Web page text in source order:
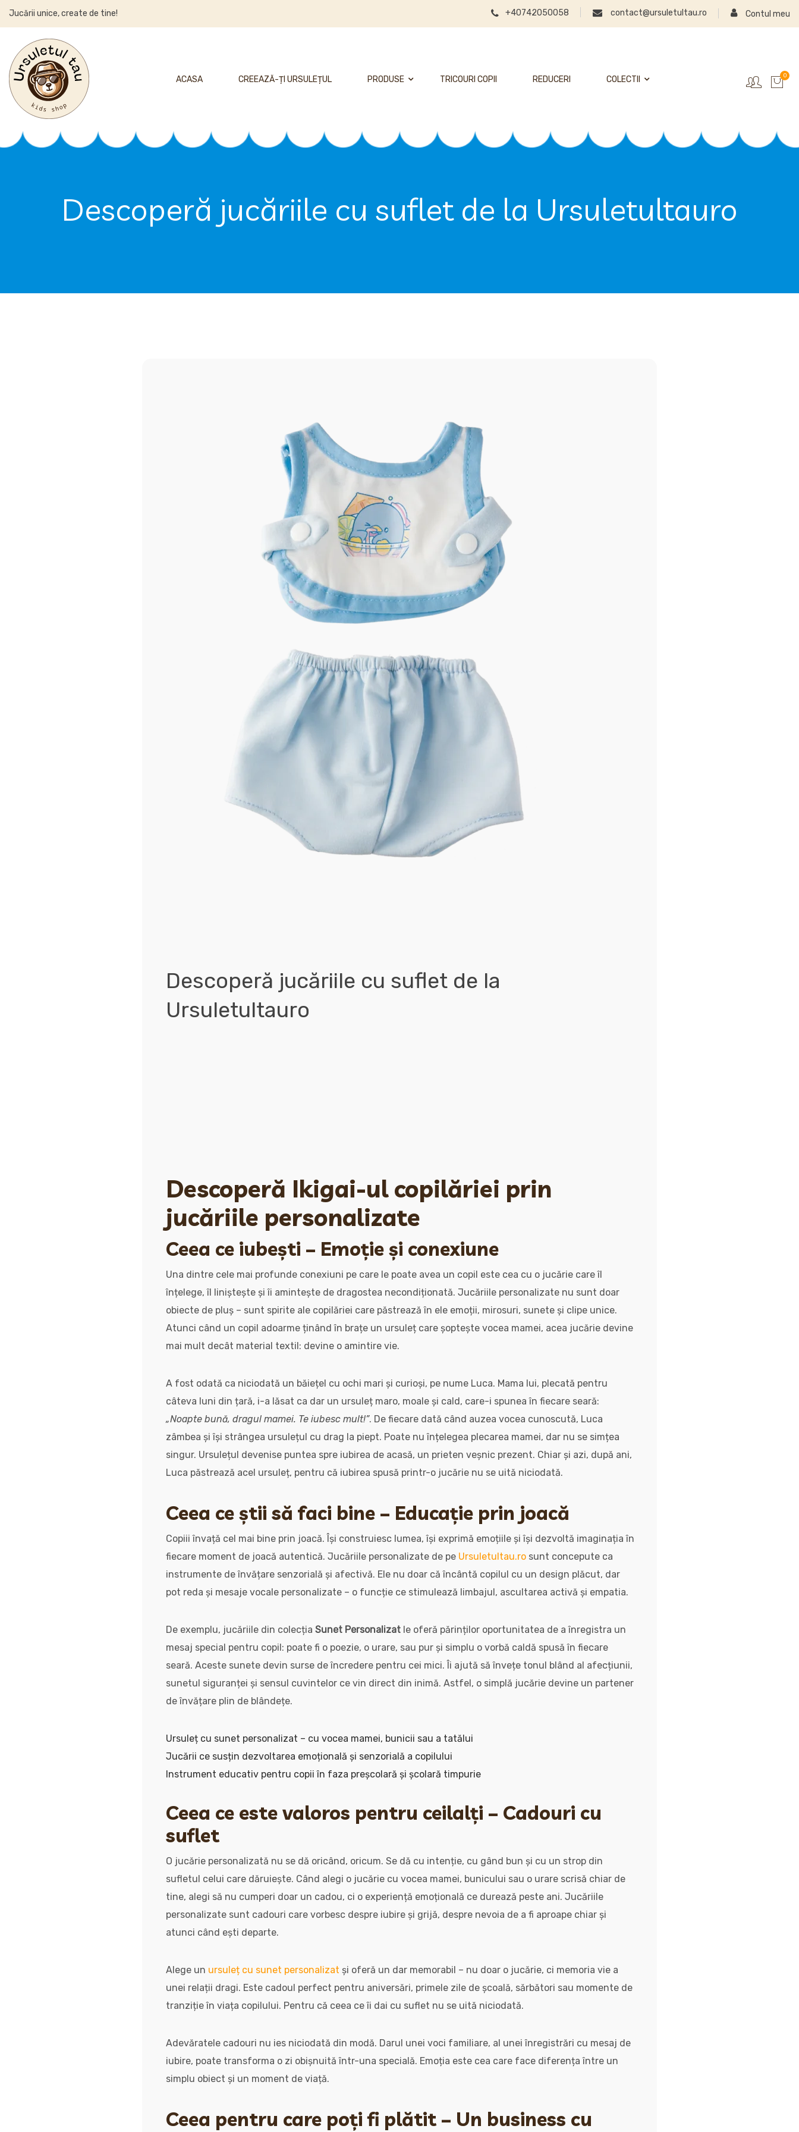
Jucării unice, create de tine! +40742050058 contact@ursuletultau.ro Contul meu
ACASA CREEAZĂ-ȚI URSULEȚUL PRODUSE TRICOURI COPII REDUCERI COLECTII 0
Descoperă jucăriile cu suflet de la Ursuletultauro
Descoperă jucăriile cu suflet de la
Ursuletultauro
Descoperă Ikigai-ul copilăriei prin
jucăriile personalizate
Ceea ce iubești – Emoție și conexiune
Una dintre cele mai profunde conexiuni pe care le poate avea un copil este cea cu o jucărie care îl
înțelege, îl liniștește și îi amintește de dragostea necondiționată. Jucăriile personalizate nu sunt doar
obiecte de pluș – sunt spirite ale copilăriei care păstrează în ele emoții, mirosuri, sunete și clipe unice.
Atunci când un copil adoarme ținând în brațe un ursuleț care șoptește vocea mamei, acea jucărie devine
mai mult decât material textil: devine o amintire vie.
A fost odată ca niciodată un băiețel cu ochi mari și curioși, pe nume Luca. Mama lui, plecată pentru
câteva luni din țară, i-a lăsat ca dar un ursuleț maro, moale și cald, care-i spunea în fiecare seară:
„Noapte bună, dragul mamei. Te iubesc mult!”. De fiecare dată când auzea vocea cunoscută, Luca
zâmbea și își strângea ursulețul cu drag la piept. Poate nu înțelegea plecarea mamei, dar nu se simțea
singur. Ursulețul devenise puntea spre iubirea de acasă, un prieten veșnic prezent. Chiar și azi, după ani,
Luca păstrează acel ursuleț, pentru că iubirea spusă printr-o jucărie nu se uită niciodată.
Ceea ce știi să faci bine – Educație prin joacă
Copiii învață cel mai bine prin joacă. Își construiesc lumea, își exprimă emoțiile și își dezvoltă imaginația în
fiecare moment de joacă autentică. Jucăriile personalizate de pe Ursuletultau.ro sunt concepute ca
instrumente de învățare senzorială și afectivă. Ele nu doar că încântă copilul cu un design plăcut, dar
pot reda și mesaje vocale personalizate – o funcție ce stimulează limbajul, ascultarea activă și empatia.
De exemplu, jucăriile din colecția Sunet Personalizat le oferă părinților oportunitatea de a înregistra un
mesaj special pentru copil: poate fi o poezie, o urare, sau pur și simplu o vorbă caldă spusă în fiecare
seară. Aceste sunete devin surse de încredere pentru cei mici. Îi ajută să învețe tonul blând al afecțiunii,
sunetul siguranței și sensul cuvintelor ce vin direct din inimă. Astfel, o simplă jucărie devine un partener
de învățare plin de blândețe.
Ursuleț cu sunet personalizat – cu vocea mamei, bunicii sau a tatălui
Jucării ce susțin dezvoltarea emoțională și senzorială a copilului
Instrument educativ pentru copii în faza preșcolară și școlară timpurie
Ceea ce este valoros pentru ceilalți – Cadouri cu
suflet
O jucărie personalizată nu se dă oricând, oricum. Se dă cu intenție, cu gând bun și cu un strop din
sufletul celui care dăruiește. Când alegi o jucărie cu vocea mamei, bunicului sau o urare scrisă chiar de
tine, alegi să nu cumperi doar un cadou, ci o experiență emoțională ce durează peste ani. Jucăriile
personalizate sunt cadouri care vorbesc despre iubire și grijă, despre nevoia de a fi aproape chiar și
atunci când ești departe.
Alege un ursuleț cu sunet personalizat și oferă un dar memorabil – nu doar o jucărie, ci memoria vie a
unei relații dragi. Este cadoul perfect pentru aniversări, primele zile de școală, sărbători sau momente de
tranziție în viața copilului. Pentru că ceea ce îi dai cu suflet nu se uită niciodată.
Adevăratele cadouri nu ies niciodată din modă. Darul unei voci familiare, al unei înregistrări cu mesaj de
iubire, poate transforma o zi obișnuită într-una specială. Emoția este cea care face diferența între un
simplu obiect și un moment de viață.
Ceea pentru care poți fi plătit – Un business cu